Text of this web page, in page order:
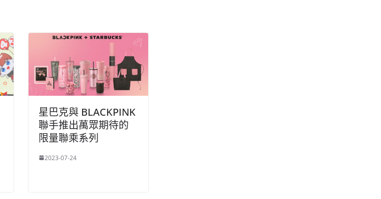
星巴克與 BLACKPINK
聯手推出萬眾期待的
限量聯乘系列
2023-07-24